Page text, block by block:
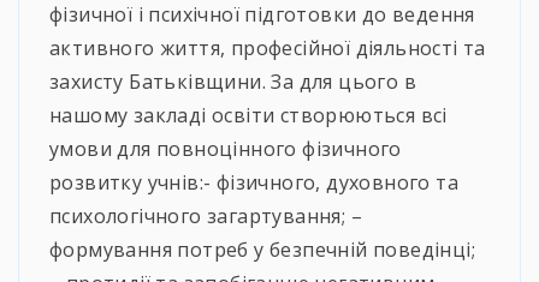
фізичної і психічної підготовки до ведення
активного життя, професійної діяльності та
захисту Батьківщини. За для цього в
нашому закладі освіти створюються всі
умови для повноцінного фізичного
розвитку учнів:- фізичного, духовного та
психологічного загартування; –
формування потреб у безпечній поведінці;